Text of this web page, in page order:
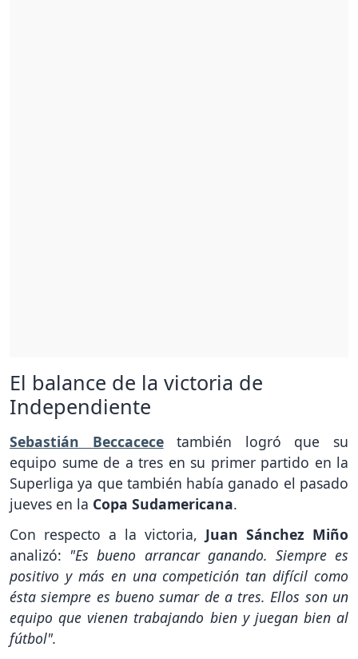
El balance de la victoria de
Independiente
Sebastián Beccacece
también logró que su
equipo sume de a tres en su primer partido en la
Superliga ya que también había ganado el pasado
jueves en la Copa Sudamericana.
Con respecto a la victoria, Juan Sánchez Miño
analizó: "Es bueno arrancar ganando. Siempre es
positivo y más en una competición tan difícil como
ésta siempre es bueno sumar de a tres. Ellos son un
equipo que vienen trabajando bien y juegan bien al
fútbol".